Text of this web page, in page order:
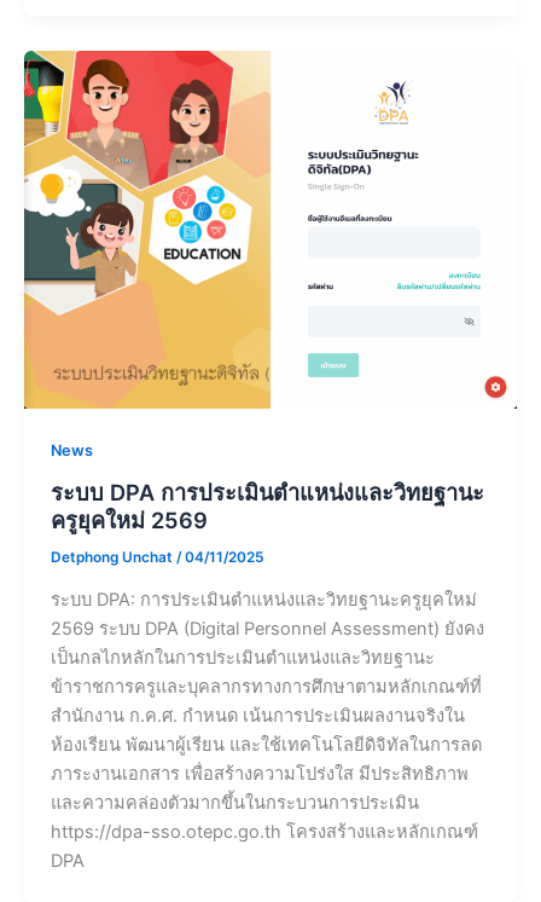
News
ระบบ DPA การประเมินตำแหน่งและวิทยฐานะ
ครูยุคใหม่ 2569
Detphong Unchat /04/11/2025
ระบบ DPA: การประเมินตำแหน่งและวิทยฐานะครูยุคใหม่
2569 ระบบ DPA (Digital Personnel Assessment) ยังคง
เป็นกลไกหลักในการประเมินตำแหน่งและวิทยฐานะ
ข้าราชการครูและบุคลากรทางการศึกษาตามหลักเกณฑ์ที่
สำนักงาน ก.ค.ศ. กำหนด เน้นการประเมินผลงานจริงใน
ห้องเรียน พัฒนาผู้เรียน และใช้เทคโนโลยีดิจิทัลในการลด
ภาระงานเอกสาร เพื่อสร้างความโปร่งใส มีประสิทธิภาพ
และความคล่องตัวมากขึ้นในกระบวนการประเมิน​
https://dpa-sso.otepc.go.th โครงสร้างและหลักเกณฑ์
DPA